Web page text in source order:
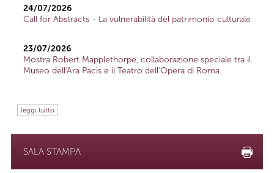
24/07/2026
Call for Abstracts - La vulnerabilità del patrimonio culturale
23/07/2026
Mostra Robert Mapplethorpe, collaborazione speciale tra il
Museo dell'Ara Pacis e il Teatro dell'Opera di Roma
leggi tutto
SALA STAMPA